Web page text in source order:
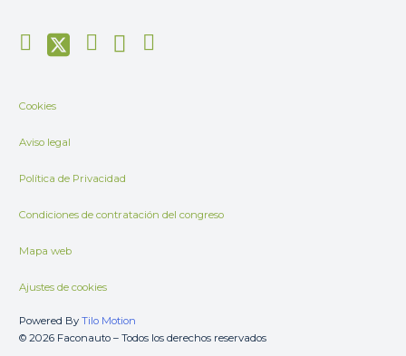
Powered By Tilo Motion
© 2026 Faconauto – Todos los derechos reservados
Cookies
Aviso legal
Política de Privacidad
Condiciones de contratación del congreso
Mapa web
Ajustes de cookies